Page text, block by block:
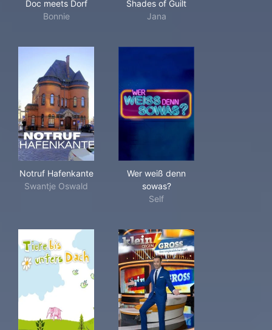
Doc meets Dorf
Bonnie
Shades of Guilt
Jana
Notruf Hafenkante
Swantje Oswald
Wer weiß denn
sowas?
Self